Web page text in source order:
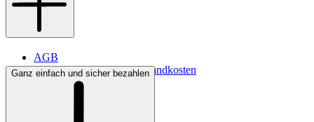
AGB
Lieferbedingungen & Versandkosten
Bezahlung
Ganz einfach und sicher bezahlen